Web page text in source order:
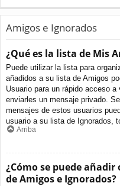
Amigos e Ignorados
¿Qué es la lista de Mis
Puede utilizar la lista para
añadidos a su lista de Amigos
Usuario para un rápido acceso
enviarles un mensaje privado.
mensajes de estos usuarios
usuario a su lista de Ignorados,
Arriba
¿Cómo se puede
de Amigos e Ignorados?